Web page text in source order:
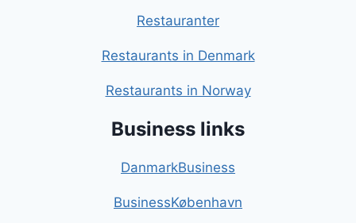
Restauranter
Restaurants in Denmark
Restaurants in Norway
Business links
DanmarkBusiness
BusinessKøbenhavn